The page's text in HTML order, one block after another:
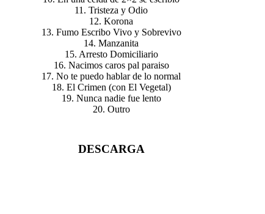
11. Tristeza y Odio
12. Korona
13. Fumo Escribo Vivo y Sobrevivo
14. Manzanita
15. Arresto Domiciliario
16. Nacimos caros pal paraiso
17. No te puedo hablar de lo normal
18. El Crimen (con El Vegetal)
19. Nunca nadie fue lento
20. Outro
DESCARGA